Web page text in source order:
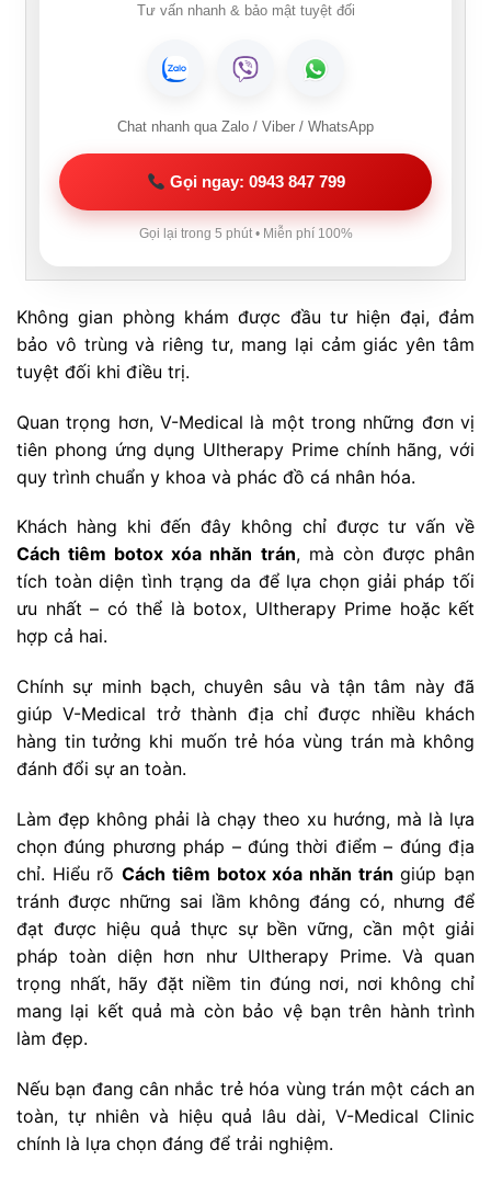
Tư vấn nhanh & bảo mật tuyệt đối
Chat nhanh qua Zalo / Viber / WhatsApp
Gọi ngay: 0943 847 799
Gọi lại trong 5 phút • Miễn phí 100%
Không gian phòng khám được đầu tư hiện đại, đảm
bảo vô trùng và riêng tư, mang lại cảm giác yên tâm
tuyệt đối khi điều trị.
Quan trọng hơn, V-Medical là một trong những đơn vị
tiên phong ứng dụng Ultherapy Prime chính hãng, với
quy trình chuẩn y khoa và phác đồ cá nhân hóa.
Khách hàng khi đến đây không chỉ được tư vấn về
Cách tiêm botox xóa nhăn trán, mà còn được phân
tích toàn diện tình trạng da để lựa chọn giải pháp tối
ưu nhất – có thể là botox, Ultherapy Prime hoặc kết
hợp cả hai.
Chính sự minh bạch, chuyên sâu và tận tâm này đã
giúp V-Medical trở thành địa chỉ được nhiều khách
hàng tin tưởng khi muốn trẻ hóa vùng trán mà không
đánh đổi sự an toàn.
Làm đẹp không phải là chạy theo xu hướng, mà là lựa
chọn đúng phương pháp – đúng thời điểm – đúng địa
chỉ. Hiểu rõCách tiêm botox xóa nhăn trán giúp bạn
tránh được những sai lầm không đáng có, nhưng để
đạt được hiệu quả thực sự bền vững, cần một giải
pháp toàn diện hơn như Ultherapy Prime. Và quan
trọng nhất, hãy đặt niềm tin đúng nơi, nơi không chỉ
mang lại kết quả mà còn bảo vệ bạn trên hành trình
làm đẹp.
Nếu bạn đang cân nhắc trẻ hóa vùng trán một cách an
toàn, tự nhiên và hiệu quả lâu dài, V-Medical Clinic
chính là lựa chọn đáng để trải nghiệm.